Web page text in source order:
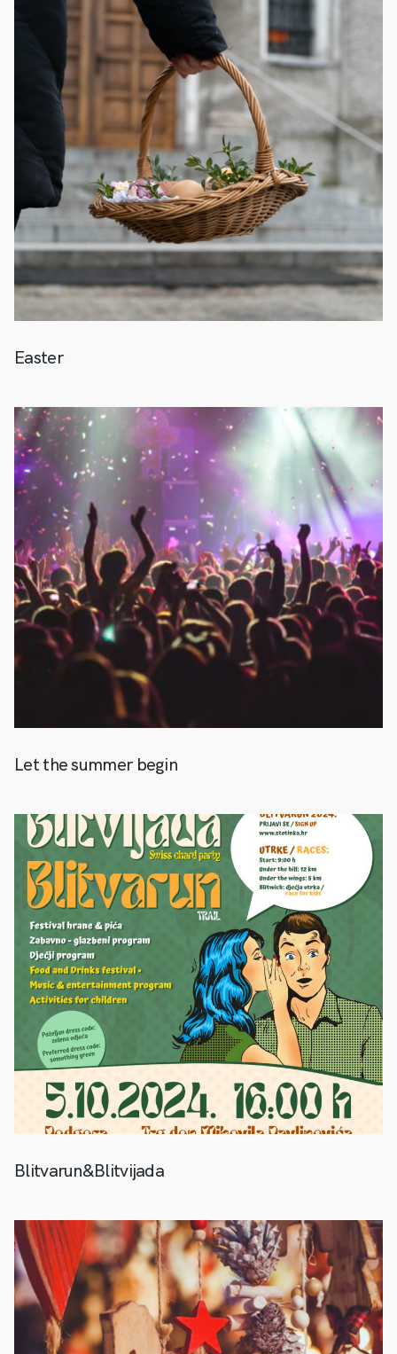
Easter
Let the summer begin
Blitvarun&Blitvijada